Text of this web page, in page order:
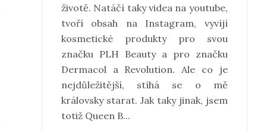
životě. Natáčí taky videa na youtube,
tvoří obsah na Instagram, vyvíjí
kosmetické produkty pro svou
značku PLH Beauty a pro značku
Dermacol a Revolution. Ale co je
nejdůležitější, stíhá se o mě
královsky starat. Jak taky jinak, jsem
totiž Queen B...